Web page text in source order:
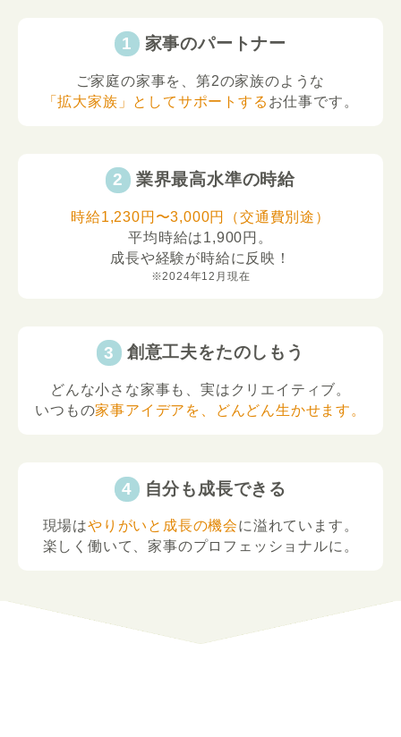
家事のパートナー
ご家庭の家事を、第2の家族のような
「拡大家族」としてサポートする お仕事です。
業界最高水準の時給
時給1,230円〜3,000円（交通費別途）
平均時給は1,900円。
成長や経験が時給に反映！
※2024年12月現在
創意工夫をたのしもう
どんな小さな家事も、実はクリエイティブ。
いつもの家事アイデアを、どんどん生かせます。
自分も成長できる
現場はやりがいと成長の機会に溢れています。
楽しく働いて、家事のプロフェッショナルに。